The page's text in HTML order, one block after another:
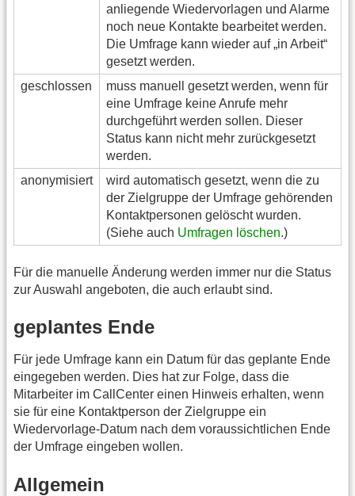
anliegende Wiedervorlagen und Alarme
noch neue Kontakte bearbeitet werden.
Die Umfrage kann wieder auf „in Arbeit“
gesetzt werden.
geschlossen
muss manuell gesetzt werden, wenn für
eine Umfrage keine Anrufe mehr
durchgeführt werden sollen. Dieser
Status kann nicht mehr zurückgesetzt
werden.
anonymisiert
wird automatisch gesetzt, wenn die zu
der Zielgruppe der Umfrage gehörenden
Kontaktpersonen gelöscht wurden.
(Siehe auch Umfragen löschen.)
Für die manuelle Änderung werden immer nur die Status
zur Auswahl angeboten, die auch erlaubt sind.
geplantes Ende
Für jede Umfrage kann ein Datum für das geplante Ende
eingegeben werden. Dies hat zur Folge, dass die
Mitarbeiter im CallCenter einen Hinweis erhalten, wenn
sie für eine Kontaktperson der Zielgruppe ein
Wiedervorlage-Datum nach dem voraussichtlichen Ende
der Umfrage eingeben wollen.
Allgemein